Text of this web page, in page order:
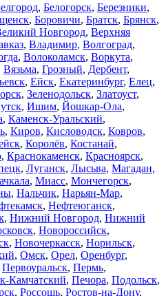
, Белогорск, Березники,
, Боровичи, Братск, Брянск,
Новгород, Верхняя
, Владимир, Волгоград,
, Волоколамск, Воркута,
Вязьма, Грозный, Дербент,
, Ейск, Екатеринбург, Елец,
, Зеленодольск, Златоуст,
, Ишим, Йошкар-Ола,
, Каменск-Уральский,
, Киров, Кисловодск, Ковров,
, Королёв, Костанай,
, Краснокаменск, Красноярск,
, Луганск, Лысьва, Магадан,
, Миасс, Мончегорск,
, Нальчик, Нарьян-Мар,
, Нефтеюганск,
, Нижний Новгород, Нижний
, Новороссийск,
, Новочеркасск, Норильск,
, Омск, Орел, Оренбург,
Первоуральск, Пермь,
Камчатский, Печора, Подольск,
, Россошь, Ростов-на-Дону,